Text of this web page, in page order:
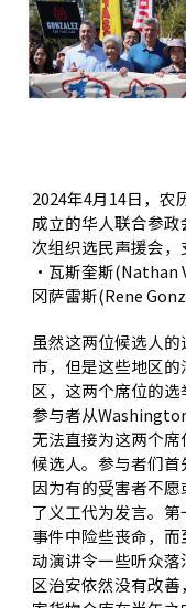
2024年4月14日，农
成立的华人联合参
次组织选民声援会
·瓦斯奎斯(Nathan
冈萨雷斯(Rene
虽然这两位候选人
市，但是这些地区
区，这两个席位的
参与者从
无法直接为这两个
候选人。参与者们首
因为有的受害者不
了义工代为发言。
事件中险些丧命，
动演讲令一些听众
区治安依然没有改